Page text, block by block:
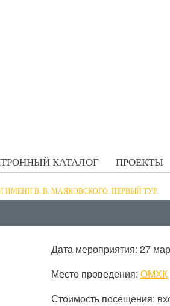
КАТАЛОГ ПРОЕКТЫ
ИМЕНИ В. В. МАЯКОВСКОГО. ПЕРВЫЙ ТУР.
Дата мероприятия: 27
Место проведения: ОМХК
Стоимость посещения: